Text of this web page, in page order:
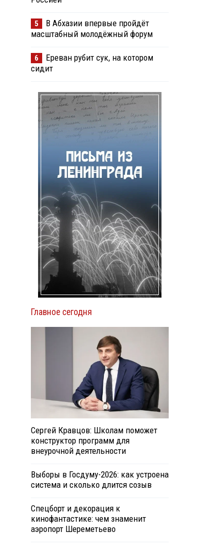
5
В Абхазии впервые пройдёт
масштабный молодёжный форум
6
Ереван рубит сук, на котором
сидит
Главное сегодня
Сергей Кравцов: Школам поможет
конструктор программ для
внеурочной деятельности
Выборы в Госдуму-2026: как устроена
система и сколько длится созыв
Спецборт и декорация к
кинофантастике: чем знаменит
аэропорт Шереметьево